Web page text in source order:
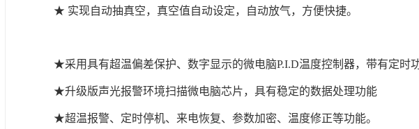
★ 实现自动抽真空，真空值自动设定，自动放气，方便快捷。
★采用具有超温偏差保护、数字显示的微电脑P.I.D温度控制器，带有定时
★升级版声光报警环境扫描微电脑芯片，具有稳定的数据处理功能
★超温报警、定时停机、来电恢复、参数加密、温度修正等功能。